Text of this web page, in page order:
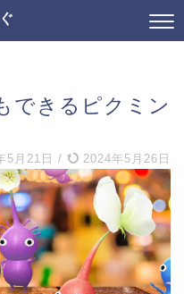
できるピクミン
5月21日 / 2024年5月26日